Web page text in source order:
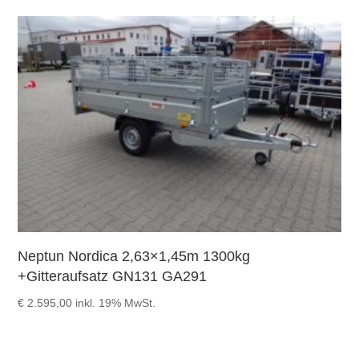
Neptun Nordica 2,63×1,45m 1300kg
+Gitteraufsatz GN131 GA291
€ 2.595,00 inkl. 19% MwSt.